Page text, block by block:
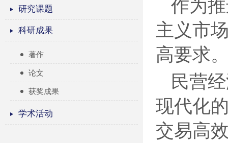
研究课题
科研成果
著作
论文
获奖成果
学术活动
作为
主义市
高要求
民营
现代化
交易高